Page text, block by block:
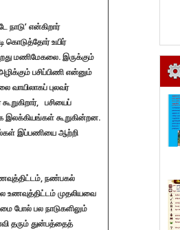
நாடு’ என்கிறார்
கொடுத்தோர் உயிர்
மணிமேகலை. இருக்கும்
பசிப்பிணி என்னும்
வாயிலாகப் புலவர்
பசியைப்
இலக்கியங்கள் கூறுகின்றன.
இப்பணியை ஆற்றி
நண்பகல்
உணவுத்திட்டம் முதலியவை
போல் பல நாடுகளிலும்
தரும்துன்பத்தைத்